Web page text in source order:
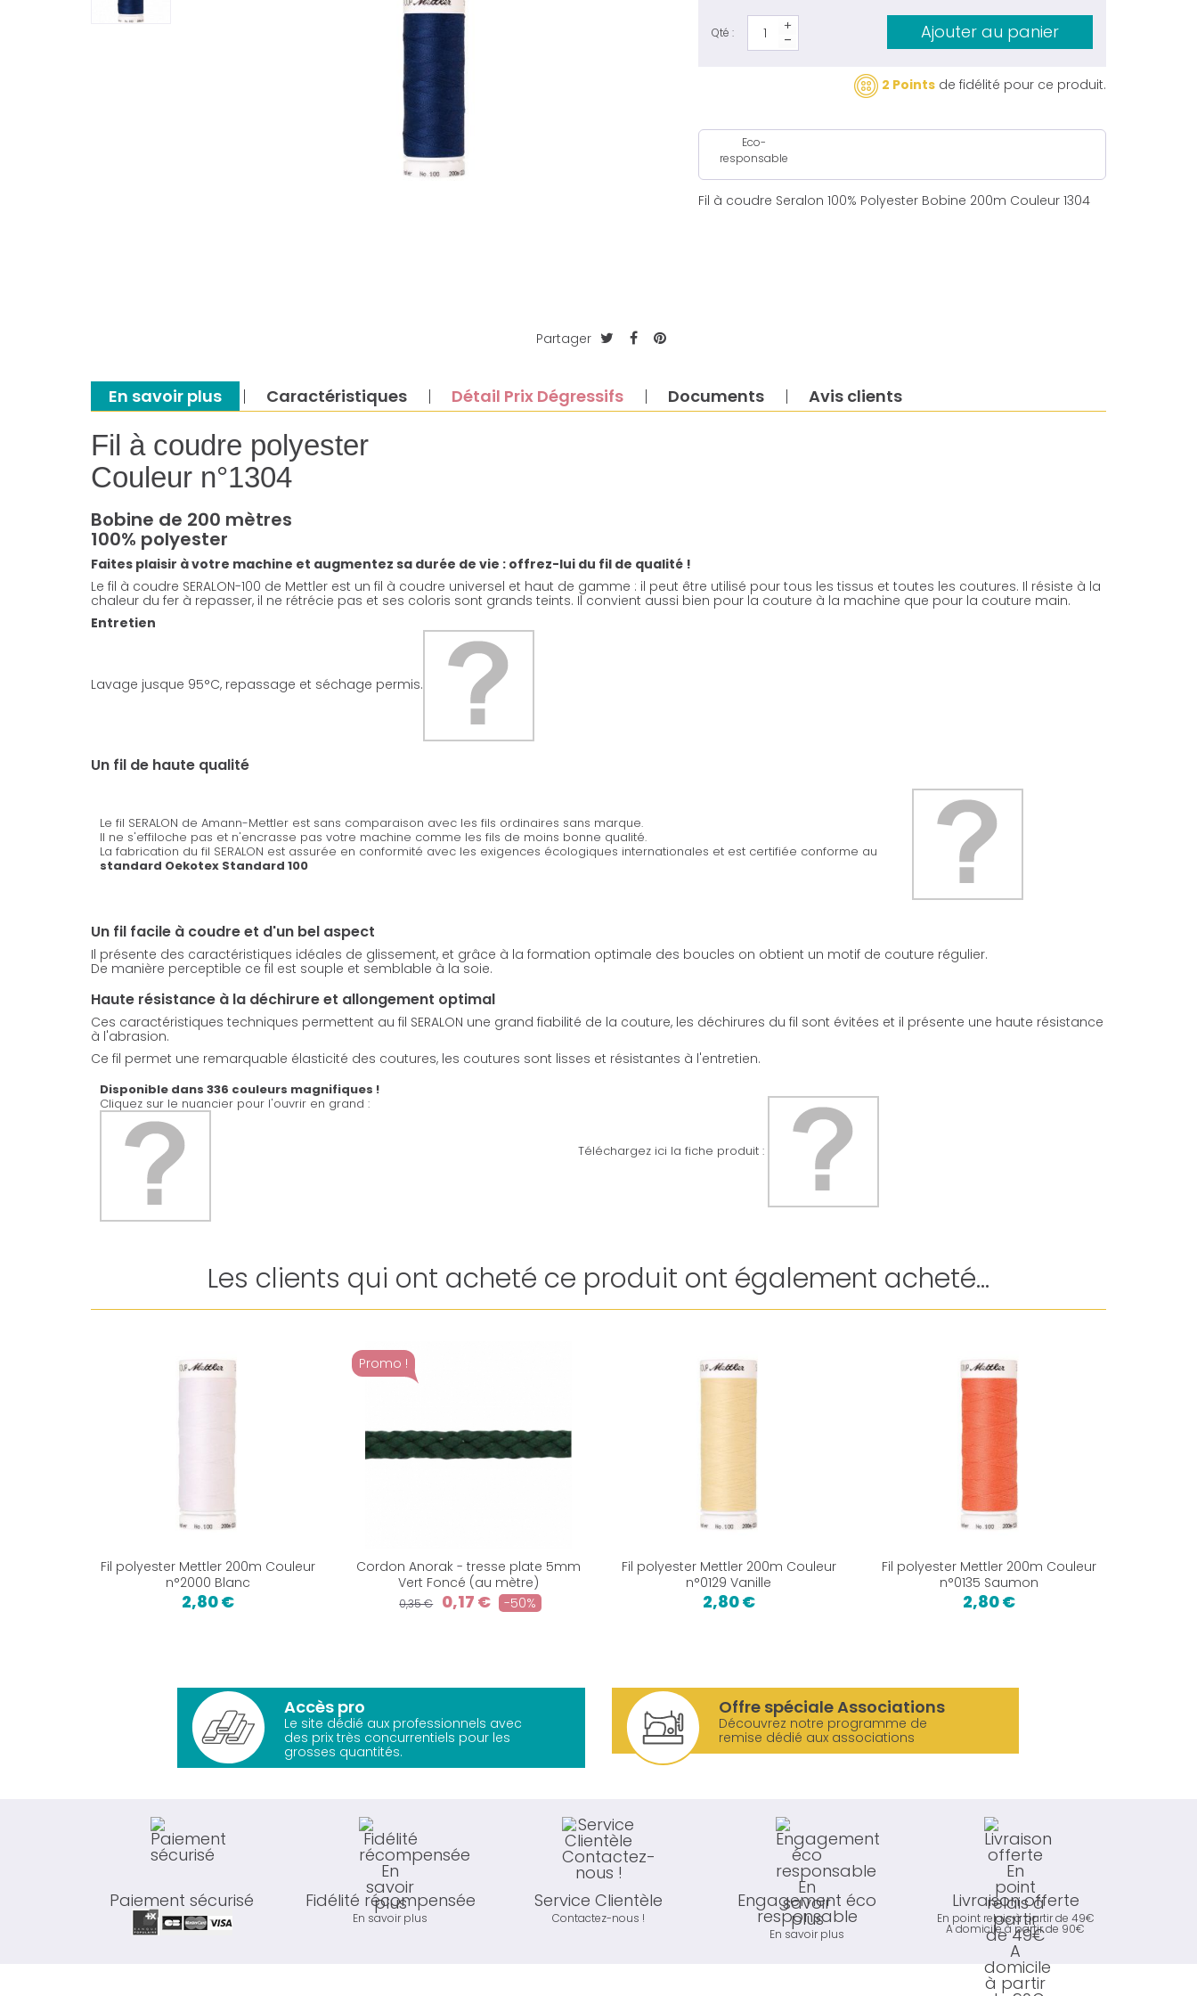
Partager
Qté : Ajouter au panier
2 Pointsde fidélité pour ce produit.
Eco-
responsable
Fil à coudre Seralon 100% Polyester Bobine 200m Couleur 1304
En savoir plus Caractéristiques Détail Prix Dégressifs Documents Avis clients
Fil à coudre polyester
Couleur n°1304
Bobine de 200 mètres
100% polyester
Faites plaisir à votre machine et augmentez sa durée de vie : offrez-lui du fil de qualité !
Le fil à coudre SERALON-100 de Mettler est un fil à coudre universel et haut de gamme : il peut être utilisé pour tous les tissus et toutes les coutures. Il résiste à la
chaleur du fer à repasser, il ne rétrécie pas et ses coloris sont grands teints. Il convient aussi bien pour la couture à la machine que pour la couture main.
Entretien
Lavage jusque 95°C, repassage et séchage permis.
Un fil de haute qualité
Le fil SERALON de Amann-Mettler est sans comparaison avec les fils ordinaires sans marque.
Il ne s'effiloche pas et n'encrasse pas votre machine comme les fils de moins bonne qualité.
La fabrication du fil SERALON est assurée en conformité avec les exigences écologiques internationales et est certifiée conforme au
standard Oekotex Standard 100
Un fil facile à coudre et d'un bel aspect
Il présente des caractéristiques idéales de glissement, et grâce à la formation optimale des boucles on obtient un motif de couture régulier.
De manière perceptible ce fil est souple et semblable à la soie.
Haute résistance à la déchirure et allongement optimal
Ces caractéristiques techniques permettent au fil SERALON une grand fiabilité de la couture, les déchirures du fil sont évitées et il présente une haute résistance
à l'abrasion.
Ce fil permet une remarquable élasticité des coutures, les coutures sont lisses et résistantes à l'entretien.
Disponible dans 336 couleurs magnifiques !
Cliquez sur le nuancier pour l'ouvrir en grand :
Téléchargez ici la fiche produit :
Les clients qui ont acheté ce produit ont également acheté...
Fil polyester Mettler 200m Couleur
n°2000 Blanc
2,80 €
Promo !
Cordon Anorak - tresse plate 5mm
Vert Foncé (au mètre)
0,35 € 0,17 € -50%
Fil polyester Mettler 200m Couleur
n°0129 Vanille
2,80 €
Fil polyester Mettler 200m Couleur
n°0135 Saumon
2,80 €
Accès pro
Le site dédié aux professionnels avec
des prix très concurrentiels pour les
grosses quantités.
Offre spéciale Associations
Découvrez notre programme de
remise dédié aux associations
Paiement sécurisé Fidélité récompensée
En savoir plus
Service Clientèle
Contactez-nous !
Engagement éco
responsable
En savoir plus
Livraison offerte
En point relais à partir de 49€
A domicile à partir de 90€